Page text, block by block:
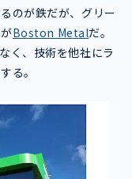
のが鉄だが、グリー
Boston Metalだ。
く、技術を他社にラ
る。